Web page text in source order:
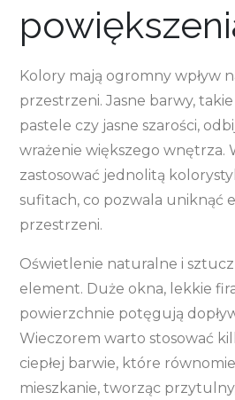
Kolory mają ogromny wpływ
przestrzeni. Jasne barwy,
pastele czy jasne szarości,
wrażenie większego wnętrza.
zastosować jednolitą
sufitach, co pozwala uniknąć
przestrzeni.
Oświetlenie naturalne i
element. Duże okna, lekkie
powierzchnie potęgują
Wieczorem warto stosować
ciepłej barwie, które
mieszkanie, tworząc